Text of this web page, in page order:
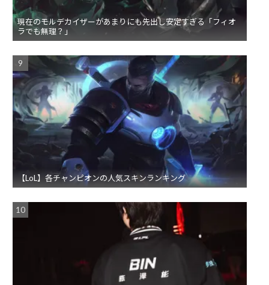
現在のモルデカイザーがあまりにも先出し安定すぎる「フィオ
ラでも無理？」
【LoL】各チャンピオンの人気スキンランキング